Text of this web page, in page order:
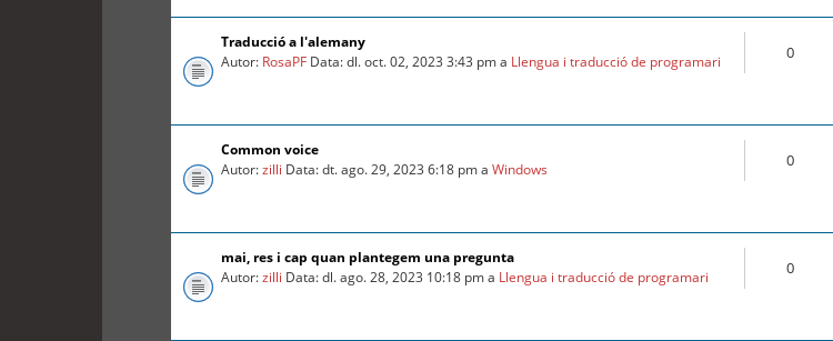
Traducció a l'alemany
Autor: RosaPF Data: dl. oct. 02, 2023 3:43 pm a Llengua i traducció de programari 0
Common voice
Autor:zilli Data: dt. ago. 29, 2023 6:18 pm aWindows 0
mai, res i cap quan plantegem una pregunta
Autor:zilli Data: dl. ago. 28, 2023 10:18 pm a Llengua i traducció de programari 0